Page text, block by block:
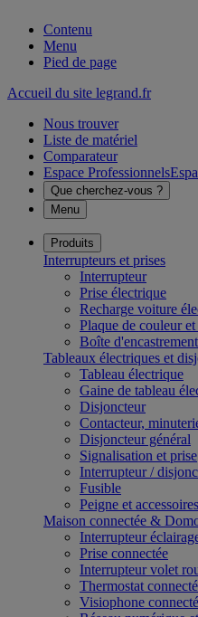
Contenu
Menu
Pied de page
Accueil du site legrand.fr
Nous trouver
Liste de matériel
Comparateur
Espace Professionnels
Que cherchez-vous ?
Menu
Produits
Interrupteurs et prises
Interrupteur
Prise électrique
Recharge voiture
Plaque de couleur
Boîte d'encastrement
Tableaux électriques et
Tableau électrique
Gaine de tableau
Disjoncteur
Contacteur,
Disjoncteur général
Signalisation et prise
Interrupteur /
Fusible
Peigne et
Maison connectée &
Interrupteur
Prise connectée
Interrupteur volet
Thermostat connecté
Visiophone connecté